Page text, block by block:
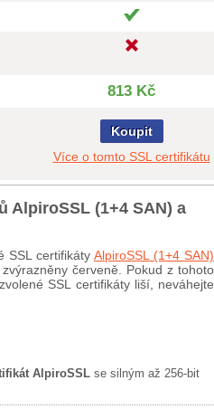
813 Kč
Koupit
Více o tomto SSL certifikátu
AlpiroSSL (1+4 SAN) a
SSL certifikáty AlpiroSSL (1+4 SAN)
červeně. Pokud z tohoto
SSL certifikáty liší, neváhejte
AlpiroSSL se silným až 256-bit